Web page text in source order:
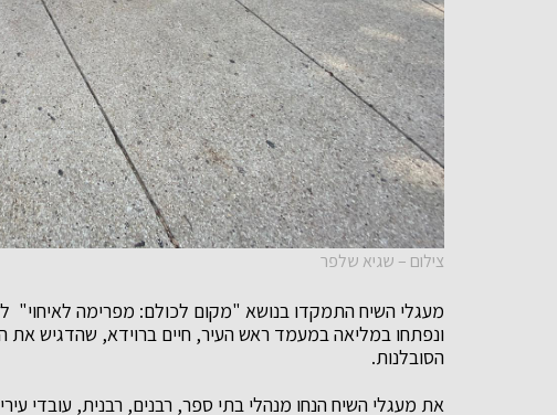
צילום – שגיא שלפר
מעגלי השיח התמקדו בנושא "מקום לכולם: מפרימה לאיחוי"
ונפתחו במליאה במעמד ראש העיר, חיים ברוידא, שהדגיש את
הסובלנות.
את מעגלי השיח הנחו מנהלי בתי ספר, רבנים, רבנית, עובדי